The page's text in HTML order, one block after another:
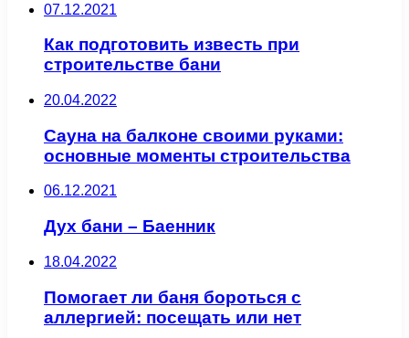
07.12.2021
Как подготовить известь при
строительстве бани
20.04.2022
Сауна на балконе своими руками:
основные моменты строительства
06.12.2021
Дух бани – Баенник
18.04.2022
Помогает ли баня бороться с
аллергией: посещать или нет